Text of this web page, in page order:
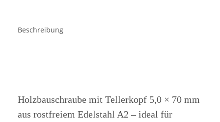
Beschreibung
Holzbauschraube mit Tellerkopf 5,0 × 70 mm
aus rostfreiem Edelstahl A2 – ideal für